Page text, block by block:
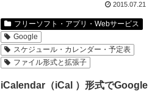
から、『マイカレンダー』の隣の▼をク
リック。2、設定をクリック。3、一括削
除するカ...
2015.07.21
フリーソフト・アプリ・Webサービス
Google
スケジュール・カレンダー・予定表
ファイル形式と拡張子
iCalendar（iCal ）形式でGoogle